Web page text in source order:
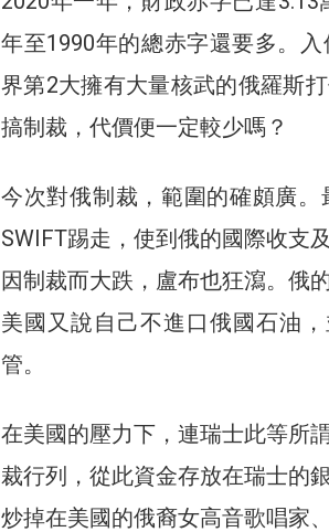
年至1990年的總赤字還要多。
界第2大擁有大量核武的俄羅斯
搞制裁，代價便一定較少嗎？
今次對俄制裁，範圍的確頗廣
SWIFT踢走，使到俄的國際收支
因制裁而大跌，盧布也狂瀉。俄
美國又說自己不進口俄國石油
管。
在美國的壓力下，連瑞士此等所
裁行列，從此資金存放在瑞士的
炒掉在美國的俄裔女高音歌唱家